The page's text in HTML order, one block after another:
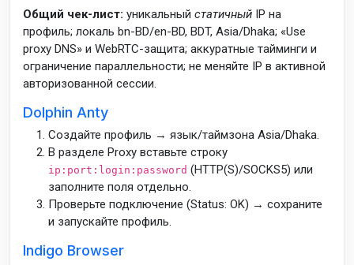
Общий чек-лист: уникальный статичный IP на
профиль; локаль bn-BD/en-BD, BDT, Asia/Dhaka; «Use
proxy DNS» и WebRTC-защита; аккуратные тайминги и
ограничение параллельности; не меняйте IP в активной
авторизованной сессии.
Dolphin Anty
Создайте профиль → язык/таймзона Asia/Dhaka.
В разделе Proxy вставьте строку
ip:port:login:password (HTTP(S)/SOCKS5) или
заполните поля отдельно.
Проверьте подключение (Status: OK) → сохраните
и запускайте профиль.
Indigo Browser